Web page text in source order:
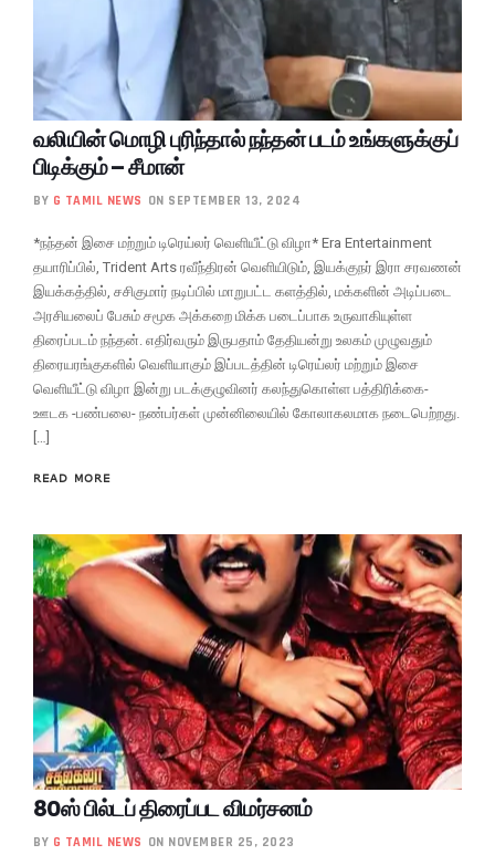
வலியின் மொழி புரிந்தால் நந்தன் படம் உங்களுக்குப்
பிடிக்கும் – சீமான்
BY G TAMIL NEWS ON SEPTEMBER 13, 2024
*நந்தன் இசை மற்றும் டிரெய்லர் வெளியீட்டு விழா* Era Entertainment
தயாரிப்பில், Trident Arts ரவீந்திரன் வெளியிடும், இயக்குநர் இரா சரவணன்
இயக்கத்தில், சசிகுமார் நடிப்பில் மாறுபட்ட களத்தில், மக்களின் அடிப்படை
அரசியலைப் பேசும் சமூக அக்கறை மிக்க படைப்பாக உருவாகியுள்ள
திரைப்படம் நந்தன். எதிர்வரும் இருபதாம் தேதியன்று உலகம் முழுவதும்
திரையரங்குகளில் வெளியாகும் இப்படத்தின் டிரெய்லர் மற்றும் இசை
வெளியீட்டு விழா இன்று படக்குழுவினர் கலந்துகொள்ள பத்திரிக்கை-
ஊடக -பண்பலை- நண்பர்கள் முன்னிலையில் கோலாகலமாக நடைபெற்றது.
[…]
READ MORE
80ஸ் பில்டப் திரைப்பட விமர்சனம்
BY G TAMIL NEWS ON NOVEMBER 25, 2023